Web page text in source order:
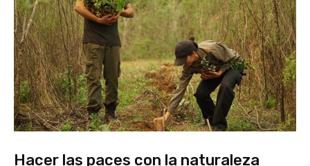
Hacer las paces con la naturaleza